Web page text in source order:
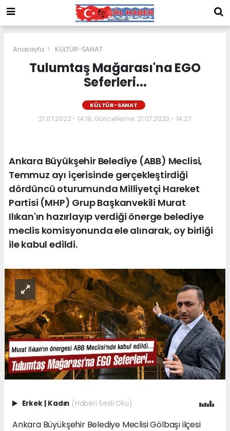
Anasayfa KÜLTÜR-SANAT
Tulumtaş Mağarası'na EGO
Seferleri...
KÜLTÜR-SANAT
21.07.2023 - 14:18, Güncelleme: 21.07.2023 - 14:27
Ankara Büyükşehir Belediye (ABB) Meclisi,
Temmuz ayı içerisinde gerçekleştirdiği
dördüncü oturumunda Milliyetçi Hareket
Partisi (MHP) Grup Başkanvekili Murat
Ilıkan'ın hazırlayıp verdiği önerge belediye
meclis komisyonunda ele alınarak, oy birliği
ile kabul edildi.
Erkek | Kadın (Haberi Sesli Oku)
Ankara Büyükşehir Belediye Meclisi Gölbaşı ilçesi